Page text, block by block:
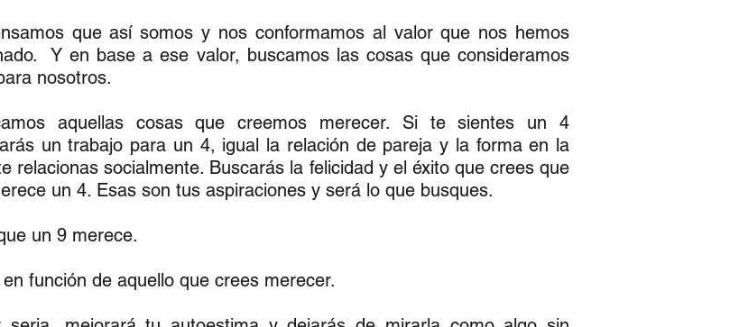
que así somos y nos conformamos al valor que nos hemos
Y en base a ese valor, buscamos las cosas que consideramos
nosotros.
aquellas cosas que creemos merecer. Si te sientes un 4
un trabajo para un 4, igual la relación de pareja y la forma en la
relacionas socialmente. Buscarás la felicidad y el éxito que crees que
un 4. Esas son tus aspiraciones y será lo que busques.
un 9 merece.
función de aquello que crees merecer.